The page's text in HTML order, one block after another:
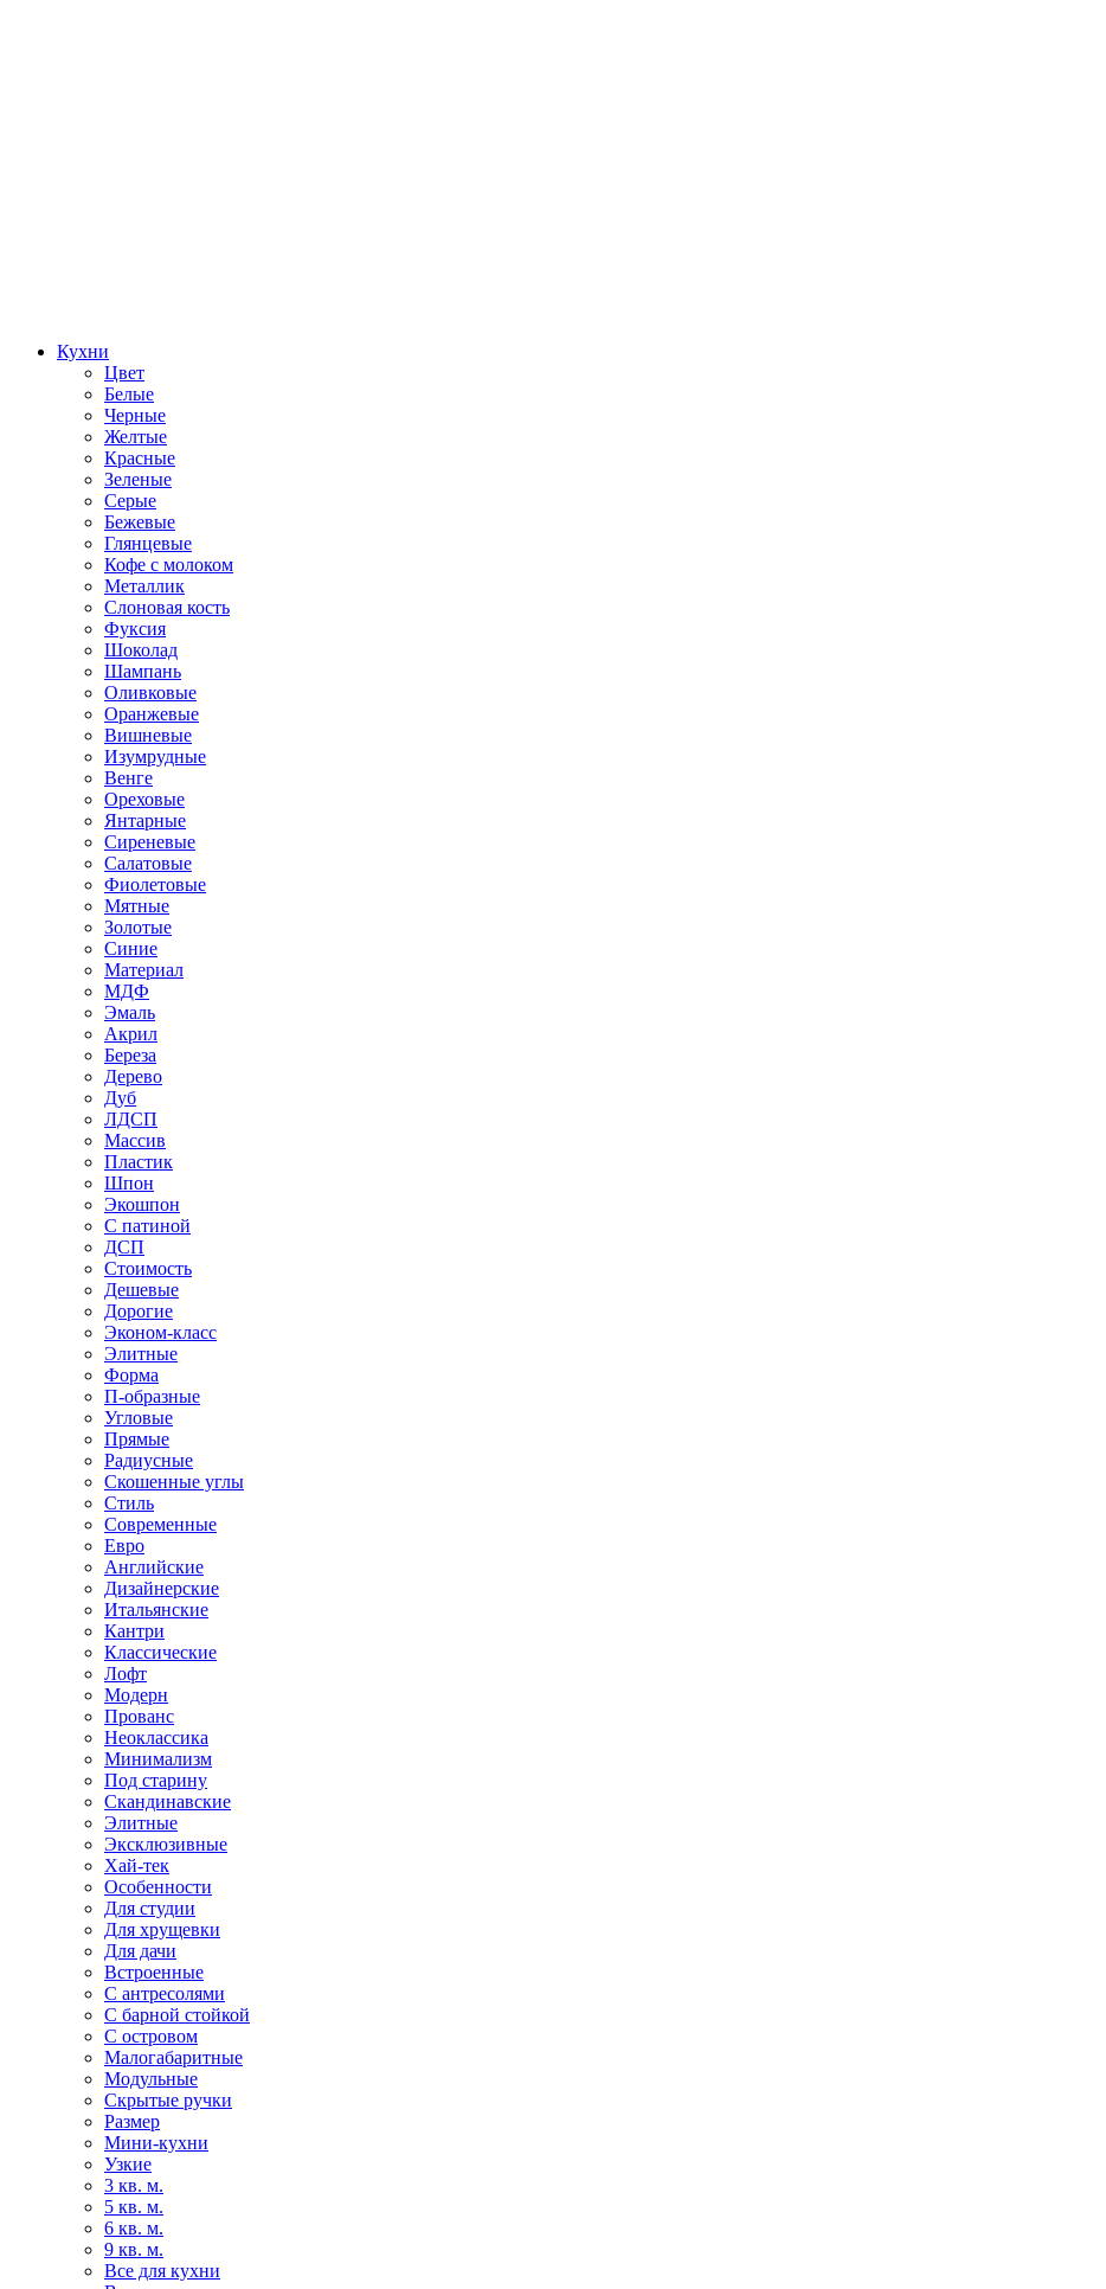
Кухни
Цвет
Белые
Черные
Желтые
Красные
Зеленые
Серые
Бежевые
Глянцевые
Кофе с молоком
Металлик
Слоновая кость
Фуксия
Шоколад
Шампань
Оливковые
Оранжевые
Вишневые
Изумрудные
Венге
Ореховые
Янтарные
Сиреневые
Салатовые
Фиолетовые
Мятные
Золотые
Синие
Материал
МДФ
Эмаль
Акрил
Береза
Дерево
Дуб
ЛДСП
Массив
Пластик
Шпон
Экошпон
С патиной
ДСП
Стоимость
Дешевые
Дорогие
Эконом-класс
Элитные
Форма
П-образные
Угловые
Прямые
Радиусные
Скошенные углы
Стиль
Современные
Евро
Английские
Дизайнерские
Итальянские
Кантри
Классические
Лофт
Модерн
Прованс
Неоклассика
Минимализм
Под старину
Скандинавские
Элитные
Эксклюзивные
Хай-тек
Особенности
Для студии
Для хрущевки
Для дачи
Встроенные
С антресолями
С барной стойкой
С островом
Малогабаритные
Модульные
Скрытые ручки
Размер
Мини-кухни
Узкие
3 кв. м.
5 кв. м.
6 кв. м.
9 кв. м.
Все для кухни